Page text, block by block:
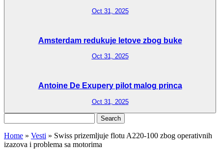
Oct 31, 2025
Amsterdam redukuje letove zbog buke
Oct 31, 2025
Antoine De Exupery pilot malog princa
Oct 31, 2025
for:
Home » Vesti » Swiss prizemljuje flotu A220-100 zbog operativnih
izazova i problema sa motorima